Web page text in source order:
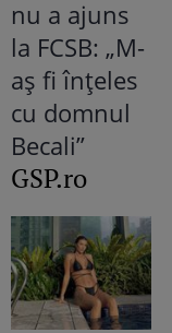
GSP.ro